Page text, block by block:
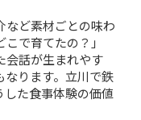
など素材ごとの味わ
で育てたの？」
会話が生まれやす
なります。立川で鉄
た食事体験の価値